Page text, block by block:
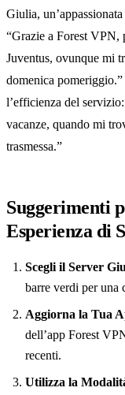
Giulia,
“Grazie a Forest VPN,
Juventus, ovunque mi
domenica
l’efficienza del
vacanze, quando mi
trasmessa.”
Suggerimenti
Esperienza di
Scegli il Server
barre verdi per una
Aggiorna la Tua
dell’app Forest
recenti.
Utilizza la